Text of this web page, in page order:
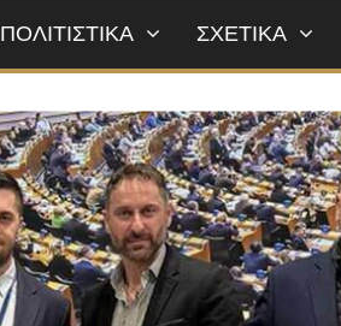
ΠΟΛΙΤΙΣΤΙΚΑ ΣΧΕΤΙΚΑ